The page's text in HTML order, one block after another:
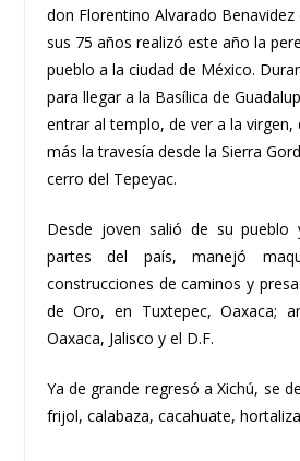
don Florentino Alvarado
sus 75 años realizó este año la
pueblo a la ciudad de México.
para llegar a la Basílica de
entrar al templo, de ver a la virgen,
más la travesía desde la Sierra
cerro del Tepeyac.
Desde joven salió de su pueblo
partes del país, manejó
construcciones de caminos y
de Oro, en Tuxtepec, Oaxaca;
Oaxaca, Jalisco y el D.F.
Ya de grande regresó a Xichú, se
frijol, calabaza, cacahuate,